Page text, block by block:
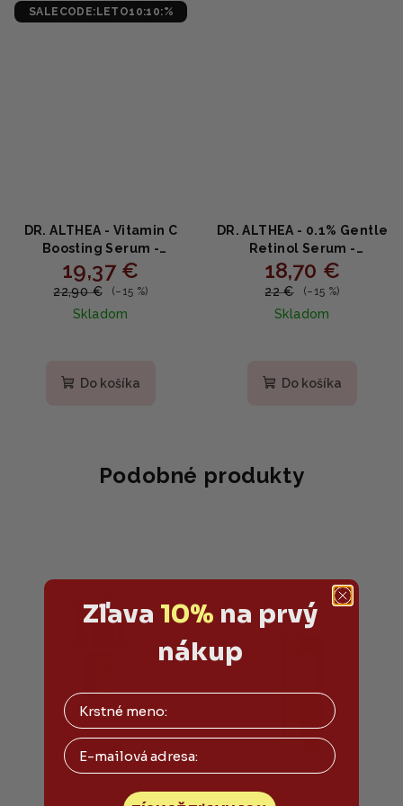
hviezdičiek.
SALECODE:LETO10:10:%
DR. ALTHEA - Vitamin C
Boosting Serum -
Rozjasňujúce a
posilňujúce sérum s
vitamínom C 30ml
19,37 €
22,90 € (–15 %)
Skladom
produktu
hviezdičiek.
Do košíka
DR. ALTHEA - 0.1% Gentle
Retinol Serum -
Retinolové sérum s
bakuchiolom a
18,70 €
22 € (–15 %)
Skladom
Do košíka
Podobné produkty
Zľava 10% na prvý
nákup
Email